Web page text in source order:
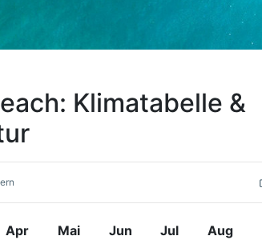
Klimatabelle &
Apr Mai Jun Jul Aug